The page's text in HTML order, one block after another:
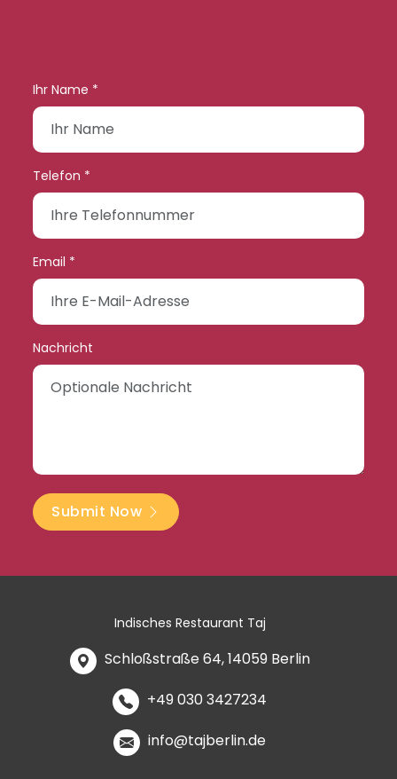
Ihr Name *
Telefon *
Email *
Nachricht
Submit Now
Indisches Restaurant Taj
Schloßstraße 64, 14059 Berlin
+49 030 3427234
info@tajberlin.de